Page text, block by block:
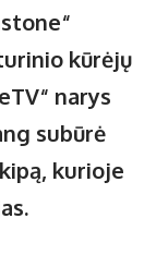
kūrėjų
narys
subūrė
kurioje